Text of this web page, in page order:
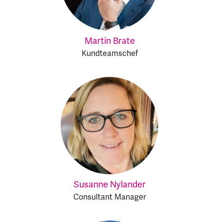
Martin Brate
Kundteamschef
Susanne Nylander
Consultant Manager